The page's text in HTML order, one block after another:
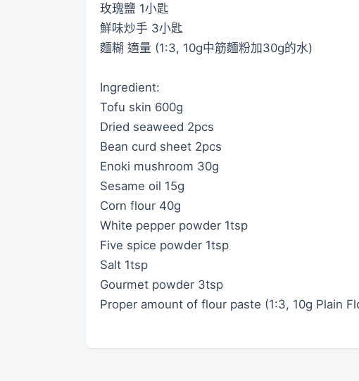
玫瑰鹽 1小匙
鮮味炒手 3小匙
麵糊 適量 (1:3, 10g中筋麵粉加30g的水)
Ingredient:
Tofu skin 600g
Dried seaweed 2pcs
Bean curd sheet 2pcs
Enoki mushroom 30g
Sesame oil 15g
Corn flour 40g
White pepper powder 1tsp
Five spice powder 1tsp
Salt 1tsp
Gourmet powder 3tsp
Proper amount of flour paste (1:3, 10g Plain